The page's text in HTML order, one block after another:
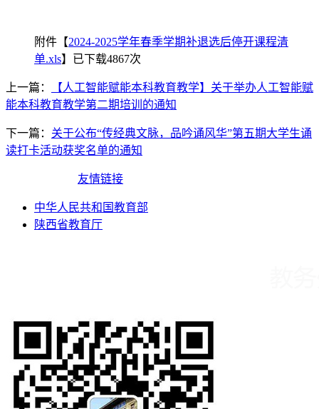
附件【2024-2025学年春季学期补退选后停开课程清
单.xls】已下载4867次
上一篇：
【人工智能赋能本科教育教学】关于举办人工智能赋
能本科教育教学第二期培训的通知
下一篇： 关于公布“传经典文脉，品吟诵风华”第五期大学生诵
读打卡活动获奖名单的通知
友情链接
中华人民共和国教育部
陕西省教育厅